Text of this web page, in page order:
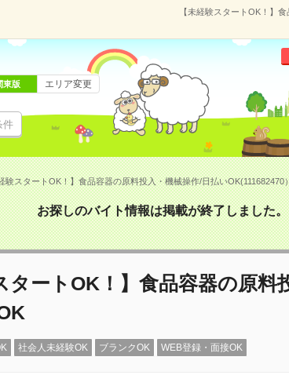
【未経験スタートOK！】
件
東版 エリア変更
験スタートOK！】食品容器の原料投入・機械操作/日払いOK(111682470
お探しのバイト情報は掲載が終了しました。
タートOK！】食品容器の原料
社会人未経験OK ブランクOK WEB登録・面接OK